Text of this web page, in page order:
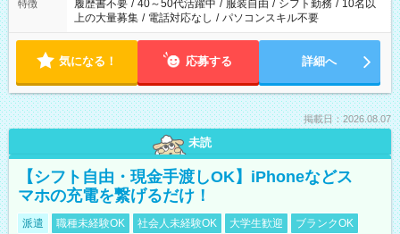
特徴 履歴書不要 / 40～50代活躍中 / 服装自由 / シフト勤務 / 10名以
上の大量募集 / 電話対応なし / パソコンスキル不要
気になる！ 応募する 詳細へ
掲載日：2026.08.07
未読
【シフト自由・現金手渡しOK】iPhoneなどス
マホの充電を繋げるだけ！
派遣 職種未経験OK 社会人未経験OK 大学生歓迎
ブランクOK